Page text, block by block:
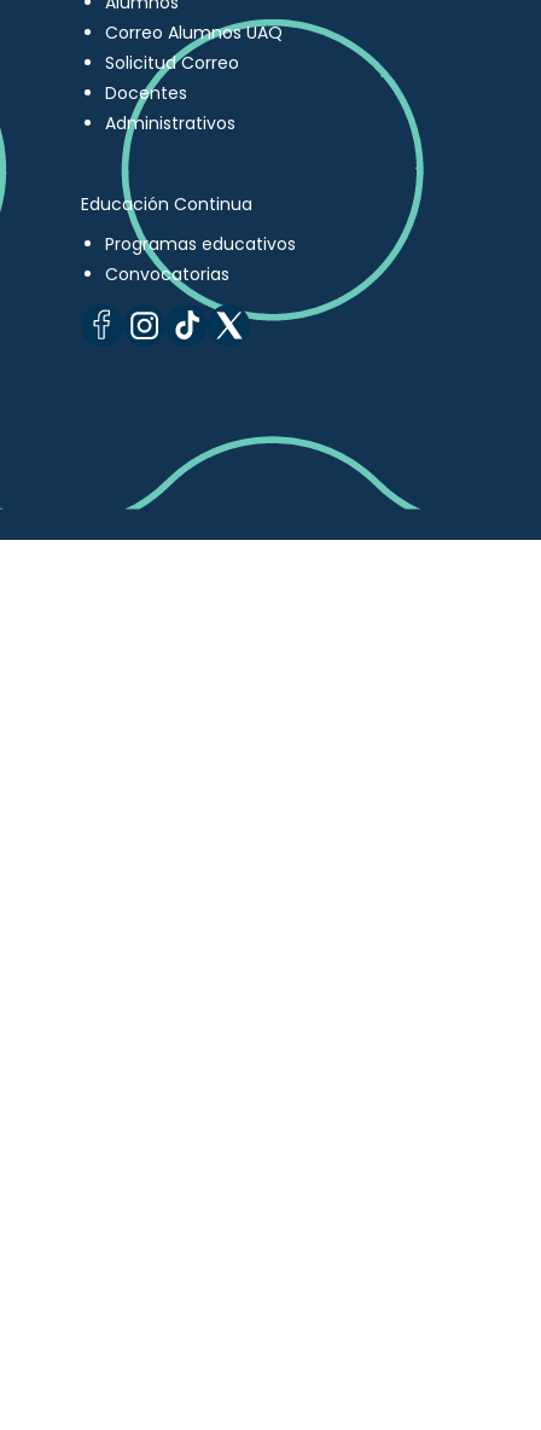
Correo Alumnos UAQ
Solicitud Correo
Docentes
Administrativos
Educación Continua
Programas educativos
Convocatorias